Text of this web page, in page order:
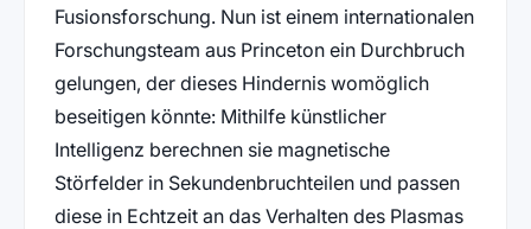
Fusionsforschung. Nun ist einem internationalen
Forschungsteam aus Princeton ein Durchbruch
gelungen, der dieses Hindernis womöglich
beseitigen könnte: Mithilfe künstlicher
Intelligenz berechnen sie magnetische
Störfelder in Sekundenbruchteilen und passen
diese in Echtzeit an das Verhalten des Plasmas